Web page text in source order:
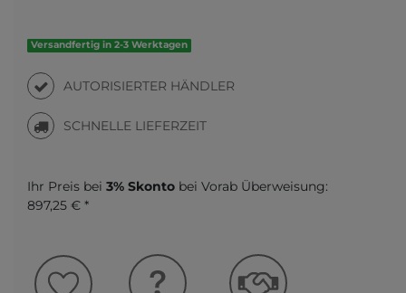
Versandfertig in 2-3 Werktagen
AUTORISIERTER HÄNDLER
SCHNELLE LIEFERZEIT
Ihr Preis bei 3% Skonto bei Vorab Überweisung:
897,25 € *